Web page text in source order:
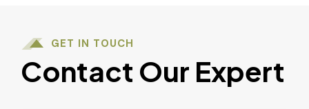
GET IN TOUCH
Contact Our Expert